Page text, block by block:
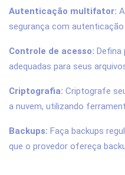
Autenticação multifator:
segurança com
Controle de acesso: Defina
adequadas para seus
Criptografia: Criptografe
a nuvem, utilizando
Backups: Faça backups
que o provedor ofereça